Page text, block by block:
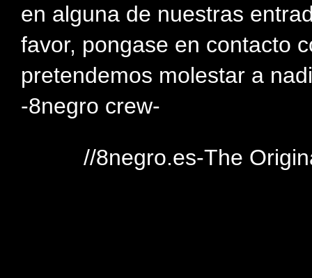
en alguna de nuestras
favor, pongase en contacto
pretendemos molestar a
-8negro crew-
//8negro.es-The